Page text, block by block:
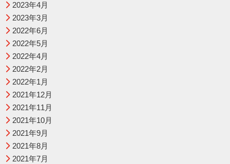
2023年4月
2023年3月
2022年6月
2022年5月
2022年4月
2022年2月
2022年1月
2021年12月
2021年11月
2021年10月
2021年9月
2021年8月
2021年7月